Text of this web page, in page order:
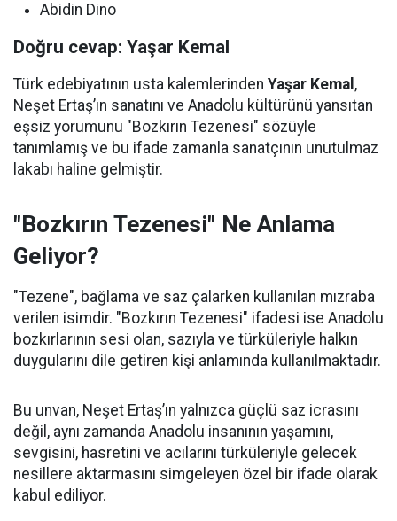
Abidin Dino
Doğru cevap: Yaşar Kemal
Türk edebiyatının usta kalemlerinden Yaşar Kemal ,
Neşet Ertaş’ın sanatını ve Anadolu kültürünü yansıtan
eşsiz yorumunu "Bozkırın Tezenesi" sözüyle
tanımlamış ve bu ifade zamanla sanatçının unutulmaz
lakabı haline gelmiştir.
"Bozkırın Tezenesi" Ne Anlama
Geliyor?
"Tezene", bağlama ve saz çalarken kullanılan mızraba
verilen isimdir. "Bozkırın Tezenesi" ifadesi ise Anadolu
bozkırlarının sesi olan, sazıyla ve türküleriyle halkın
duygularını dile getiren kişi anlamında kullanılmaktadır.
Bu unvan, Neşet Ertaş’ın yalnızca güçlü saz icrasını
değil, aynı zamanda Anadolu insanının yaşamını,
sevgisini, hasretini ve acılarını türküleriyle gelecek
nesillere aktarmasını simgeleyen özel bir ifade olarak
kabul ediliyor.